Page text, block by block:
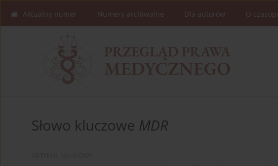
Aktualny numer Numery archiwalne Dla autorów O
Słowo kluczowe MDR